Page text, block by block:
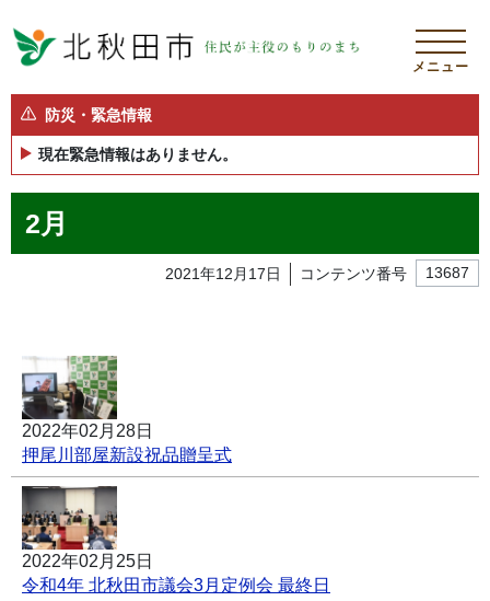
メニュー
防災・緊急情報
現在緊急情報はありません。
2月
2021年12月17日 コンテンツ番号 13687
2022年02月28日
押尾川部屋新設祝品贈呈式
2022年02月25日
令和4年 北秋田市議会3月定例会 最終日